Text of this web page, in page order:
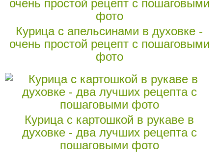
Курица с апельсинами в духовке -
очень простой рецепт с пошаговыми
фото
Курица с картошкой в рукаве в
духовке - два лучших рецепта с
пошаговыми фото